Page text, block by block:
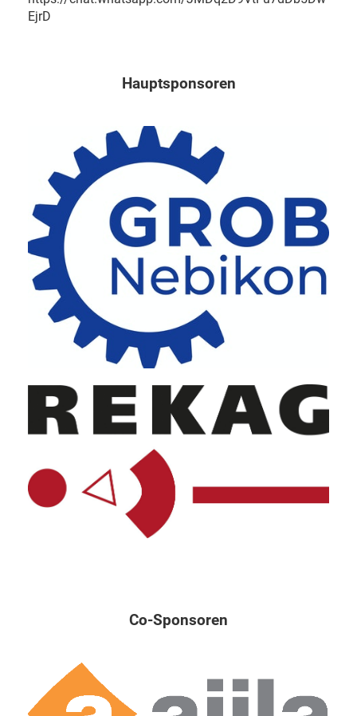
EjrD
Hauptsponsoren
Co-Sponsoren